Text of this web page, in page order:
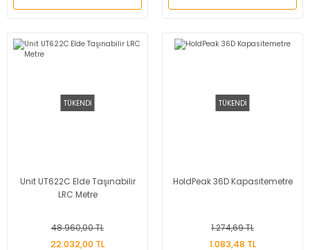
TÜKENDİ
Unit UT622C Elde Taşınabilir
LRC Metre
48.960,00 TL
22.032,00 TL
TÜKENDİ
HoldPeak 36D Kapasitemetre
1.274,69 TL
1.083,48 TL